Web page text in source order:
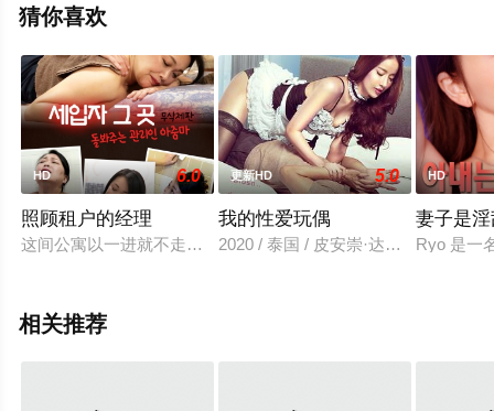
电视猫或剧情网等平台了解。
猜你喜欢
HD 6.0
照顾租户的经理
这间公寓以一进就不走而闻名。原因就在于公寓经理的权力。
更新HD 5.0
我的性爱玩偶
2020 / 泰国 / 皮安崇·达姆容桑托恩查
HD
妻子是
Ryo 是一
相关推荐